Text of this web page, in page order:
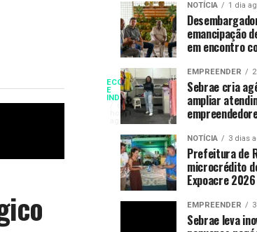
ECONOMIA
E
INDUSTRIA
6
horas
Selic
cai
para
14%,
O
corte
0,25
ponto
percentual
taxa
NOTÍCIA
dia
ago
Expoacre
2026
oferece
atendimento
psicológico
e
práticas
integrativas
em
Rio
Branco
SAÚDE
dia
ago
Oito
em
cada
dez
escolas
brasileiras
discutem
efeitos
das
telas
NOTÍCIA 1 dia
emancipação
em encontro
EMPREENDER
Sebrae cria
ampliar
NOTÍCIA 3 dias
Prefeitura de
microcrédito
Expoacre 2026
EMPREENDER
Sebrae leva